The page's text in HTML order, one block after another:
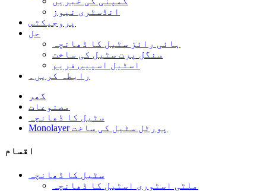
انڈسٹری نیوز
پروجیکٹس
حل
ہائی رائز سٹیل کا ڈھانچہ
سنگل پرت سٹیل کی ساخت
اسٹیل اسپیس فریم
رابطہ کریں۔
گھر
مصنوعات
سٹیل کا ڈھانچہ
Monolayer پورٹل سٹیل کی ساخت
اقسام
سٹیل کا ڈھانچہ
ملٹی اسٹوری اسٹیل کا ڈھانچہ